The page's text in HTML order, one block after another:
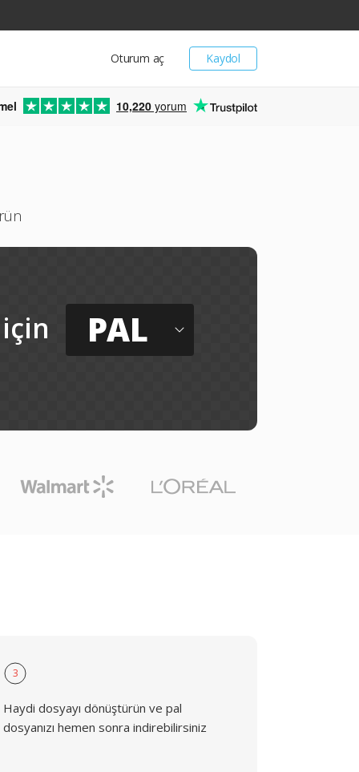
Kaydol
Oturum aç
10,220 yorum
için PAL
3
Haydi dosyayı dönüştürün ve pal
dosyanızı hemen sonra indirebilirsiniz